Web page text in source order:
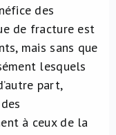
des
de fracture est
mais sans que
lesquels
part,
à ceux de la